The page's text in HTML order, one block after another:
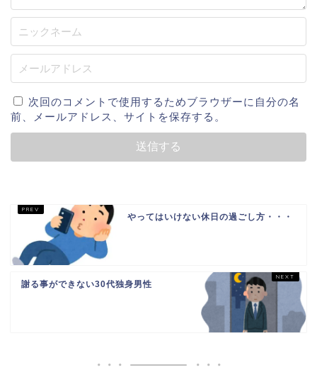
次回のコメントで使用するためブラウザーに自分の名
前、メールアドレス、サイトを保存する。
やってはいけない休日の過ごし方・・・
謝る事ができない30代独身男性